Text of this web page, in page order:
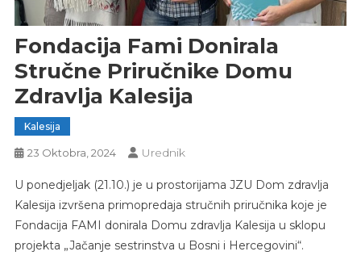
Fondacija Fami Donirala
Stručne Priručnike Domu
Zdravlja Kalesija
Kalesija
23 Oktobra, 2024 Urednik
U ponedjeljak (21.10.) je u prostorijama JZU Dom zdravlja
Kalesija izvršena primopredaja stručnih priručnika koje je
Fondacija FAMI donirala Domu zdravlja Kalesija u sklopu
projekta „Jačanje sestrinstva u Bosni i Hercegovini“.